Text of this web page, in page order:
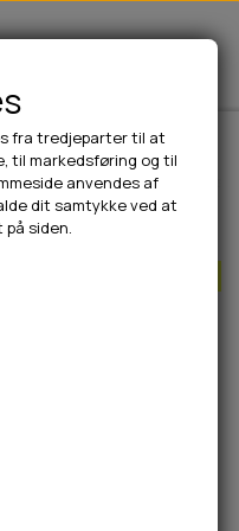
& NÆSE
Bløde godbidder/snacks
UDSOLGT
fra tredjeparter til at
til markedsføring og til
anvendes af
dit samtykke ved at
siden.